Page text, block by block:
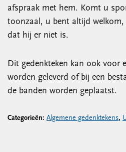
afspraak met hem. Komt u
toonzaal, u bent altijd
dat hij er niet is.
Dit gedenkteken kan ook voor
worden geleverd of bij een
de banden worden geplaatst.
Categorieën: Algemene gedenktekens,